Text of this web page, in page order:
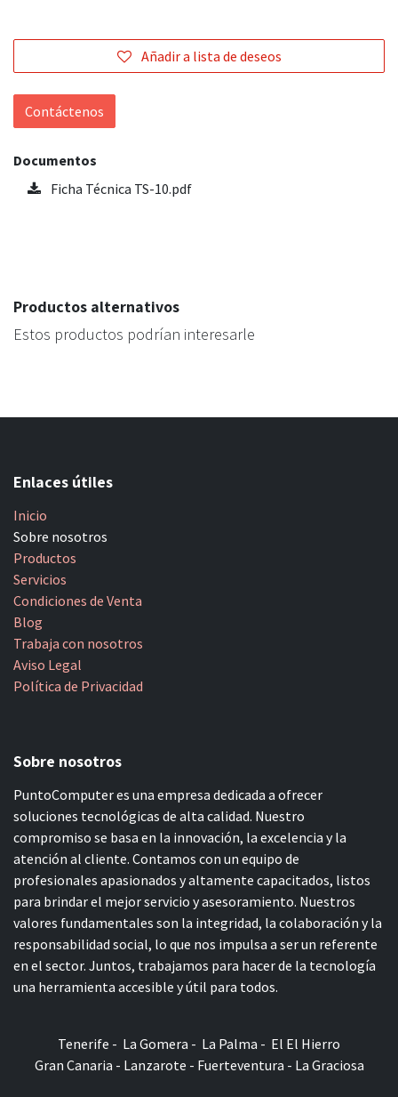
Añadir a lista de deseos
Contáctenos
Documentos
Ficha Técnica TS-10.pdf
Productos alternativos
Estos productos podrían interesarle
Enlaces útiles
Inicio
Sobre nosotros
Productos
Servicios
Condiciones de Venta
Blog
Trabaja con nosotros
Aviso Legal
Política de Privacidad
Sobre nosotros
PuntoComputer es una empresa dedicada a ofrecer
soluciones tecnológicas de alta calidad. Nuestro
compromiso se basa en la innovación, la excelencia y la
atención al cliente. Contamos con un equipo de
profesionales apasionados y altamente capacitados, listos
para brindar el mejor servicio y asesoramiento. Nuestros
valores fundamentales son la integridad, la colaboración y la
responsabilidad social, lo que nos impulsa a ser un referente
en el sector. Juntos, trabajamos para hacer de la tecnología
una herramienta accesible y útil para todos.
Tenerife - La Gomera - La Palma - El El Hierro
Gran Canaria - Lanzarote - Fuerteventura - La Graciosa